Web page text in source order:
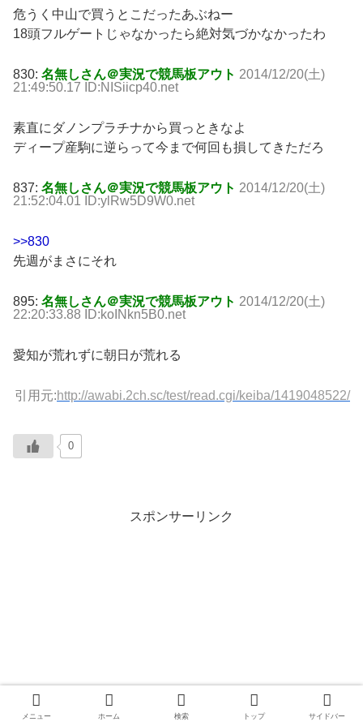
危うく中山で買うとこだったあぶねー
18頭フルゲートじゃなかったら絶対気づかなかったわ
830: 名無しさん＠実況で競馬板アウト 2014/12/20(土)
21:49:50.17 ID:NISiicp40.net
素直にダノンプラチナから買っときなよ
ディープ産駒に逆らって今まで何回も損してきただろ
837: 名無しさん＠実況で競馬板アウト 2014/12/20(土)
21:52:04.01 ID:ylRw5D9W0.net
>>830
先週がまさにそれ
895: 名無しさん＠実況で競馬板アウト 2014/12/20(土)
22:20:33.88 ID:koINkn5B0.net
愛知が荒れずに朝日が荒れる
引用元:http://awabi.2ch.sc/test/read.cgi/keiba/1419048522/
0
スポンサーリンク
メニュー ホーム 検索 トップ サイドバー